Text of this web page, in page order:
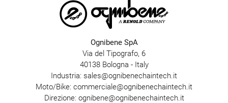
Ognibene SpA
Via del Tipografo, 6
40138 Bologna - Italy
Industria: sales@ognibenechaintech.it
Moto/Bike: commerciale@ognibenechaintech.it
Direzione: ognibene@ognibenechaintech.it